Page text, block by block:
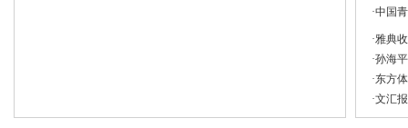
·中国
·雅典
·孙海
·东方
·文汇